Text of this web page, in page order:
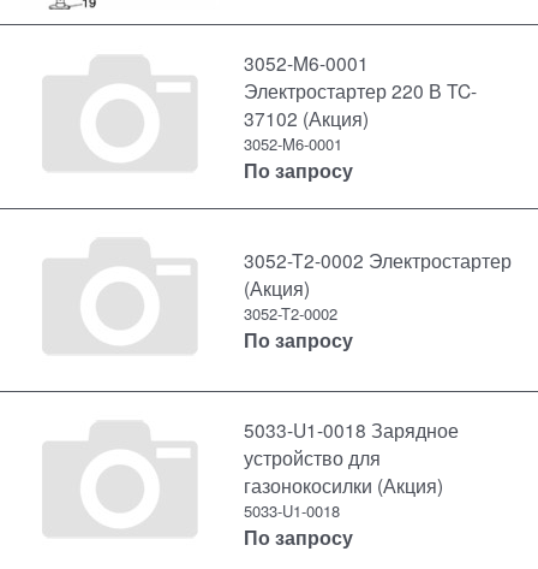
3052-M6-0001
Электростартер 220 В TC-
37102 (Акция)
3052-M6-0001
По запросу
3052-T2-0002 Электростартер
(Акция)
3052-T2-0002
По запросу
5033-U1-0018 Зарядное
устройство для
газонокосилки (Акция)
5033-U1-0018
По запросу